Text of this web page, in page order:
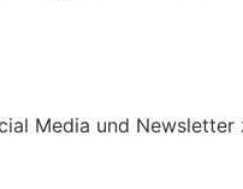
Media und Newsletter